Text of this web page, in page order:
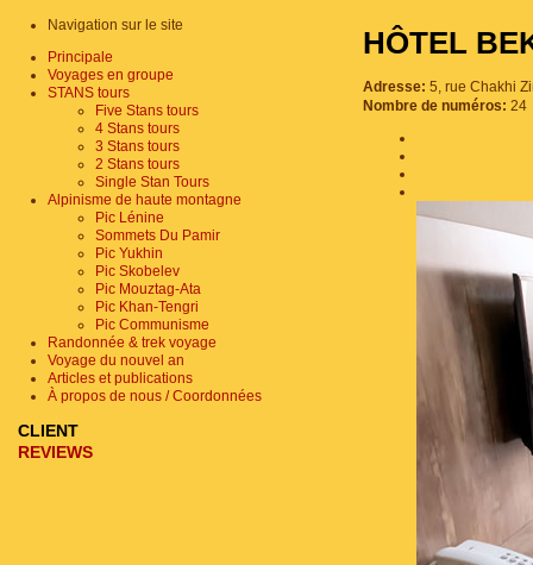
HÔTEL
Adresse: 5, rue Chakhi
Nombre de numéros: 24
Navigation sur le site
Principale
Voyages en groupe
STANS tours
Five Stans tours
4 Stans tours
3 Stans tours
2 Stans tours
Single Stan Tours
Alpinisme de haute montagne
Pic Lénine
Sommets Du Pamir
Pic Yukhin
Pic Skobelev
Pic Mouztag-Ata
Pic Khan-Tengri
Pic Communisme
Randonnée & trek voyage
Voyage du nouvel an
Articles et publications
À propos de nous / Coordonnées
CLIENT
REVIEWS